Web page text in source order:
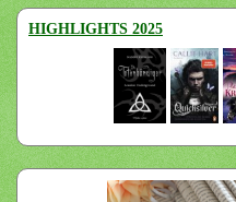
HIGHLIGHTS 2025